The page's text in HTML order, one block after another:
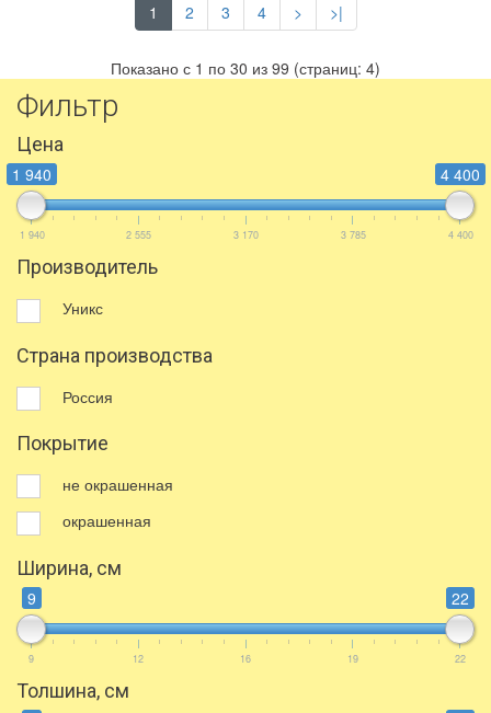
1 2 3 4 > >|
Показано с 1 по 30 из 99 (страниц: 4)
Фильтр
Цена
1 940 4 400
1 940 2 555 3 170 3 785 4 400
Производитель
Уникс
Страна производства
Россия
Покрытие
не окрашенная
окрашенная
Ширина, см
9 22
9 12 16 19 22
Толшина, см